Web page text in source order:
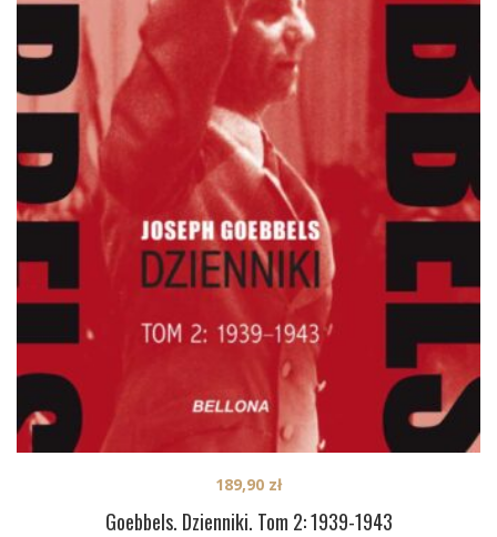
Goebbels. Dzienniki. Tom 2: 1939-1943
189,90 zł